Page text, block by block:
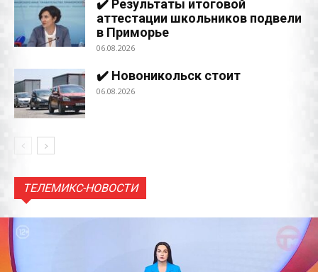
✔️ Результаты итоговой
аттестации школьников подвели
в Приморье
06.08.2026
✔️ Новоникольск стоит
06.08.2026
ТЕЛЕМИКС-НОВОСТИ